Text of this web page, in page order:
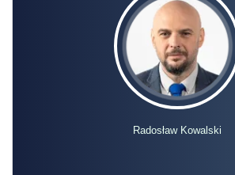
Radosław Kowalski